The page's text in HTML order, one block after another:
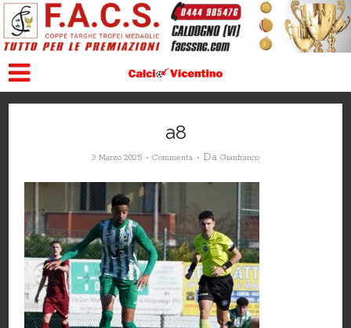
a8
3 Marzo 2025 Commenta Da Gianfranco